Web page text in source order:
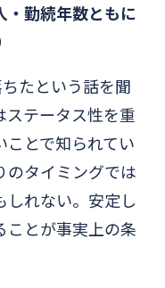
勤続年数ともに
たという話を聞
ステータス性を重
とで知られてい
のタイミングでは
しれない。安定し
ことが事実上の条